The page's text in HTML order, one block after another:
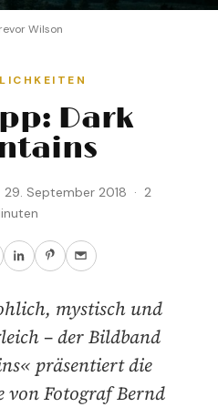
Wilson
Dark
29. September 2018 · 2
mystisch und
– der Bildband
präsentiert die
von Fotograf Bernd